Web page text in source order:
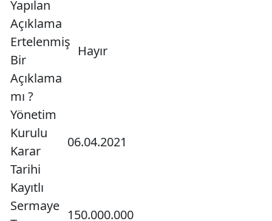
Yapılan
Açıklama
Ertelenmiş
Bir
Açıklama
mı ?
Hayır
Yönetim
Kurulu
Karar
Tarihi
06.04.2021
Kayıtlı
Sermaye
150.000.000